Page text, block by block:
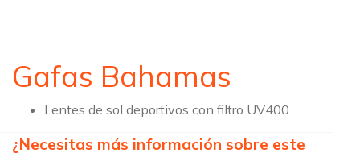
Gafas Bahamas
Lentes de sol deportivos con filtro UV400
¿Necesitas más información sobre este